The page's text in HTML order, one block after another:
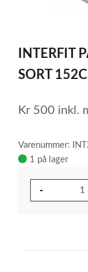
of
1
INTERFIT
SORT
Kr 500 inkl.
Varenummer:
1 på lager